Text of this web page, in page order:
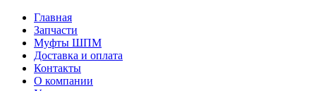
Главная
Запчасти
Муфты ШПМ
Доставка и оплата
Контакты
О компании